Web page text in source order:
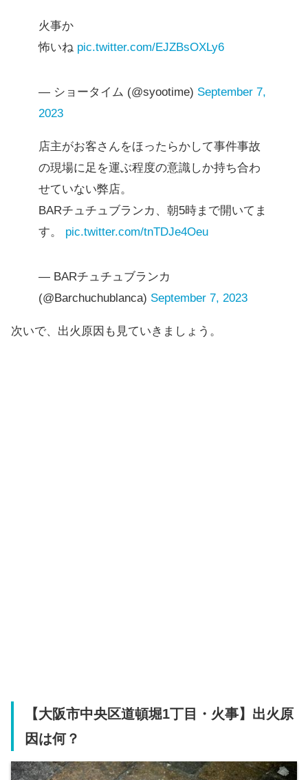
火事か
怖いね pic.twitter.com/EJZBsOXLy6
— ショータイム (@syootime) September 7,
2023
店主がお客さんをほったらかして事件事故
の現場に足を運ぶ程度の意識しか持ち合わ
せていない弊店。
BARチュチュブランカ、朝5時まで開いてま
す。 pic.twitter.com/tnTDJe4Oeu
— BARチュチュブランカ
(@Barchuchublanca) September 7, 2023
次いで、出火原因も見ていきましょう。
【大阪市中央区道頓堀1丁目・火事】出火原
因は何？